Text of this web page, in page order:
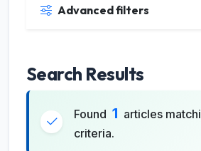
Advanced filters
Search Results
Found 1 articles
criteria.